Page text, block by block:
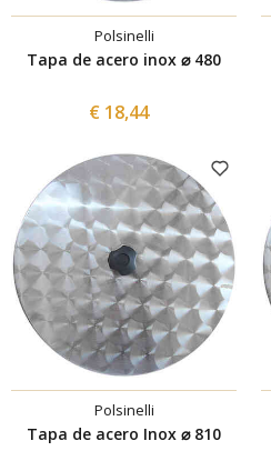
Polsinelli
Tapa de acero inox ⌀ 480
€ 18,44
Polsinelli
Tapa de acero Inox ⌀ 810